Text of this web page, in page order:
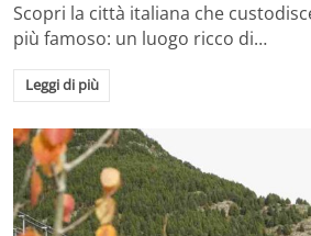
Scopri la città italiana che
più famoso: un luogo ricco di…
Leggi di più